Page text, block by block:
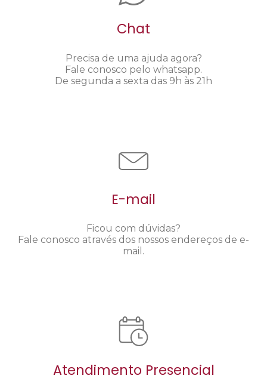
Chat
Precisa de uma ajuda agora?
Fale conosco pelo whatsapp.
De segunda a sexta das 9h às 21h
E-mail
Ficou com dúvidas?
Fale conosco através dos nossos endereços de e-
mail.
Atendimento Presencial